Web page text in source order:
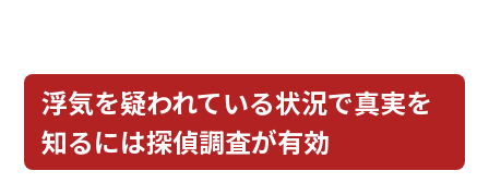
浮気を疑われている状況で真実を
知るには探偵調査が有効